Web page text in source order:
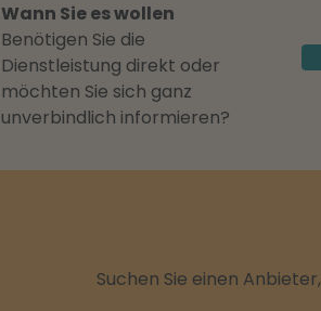
Wann Sie es wollen
Benötigen Sie die
Dienstleistung direkt oder
möchten Sie sich ganz
unverbindlich informieren?
Suchen Sie einen